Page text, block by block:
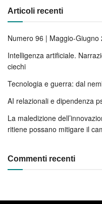
Articoli recenti
Numero 96 | Maggio-Giugno
Intelligenza artificiale.
ciechi
Tecnologia e guerra: dal
AI relazionali e dipendenza
La maledizione
ritiene possano mitigare il
Commenti recenti